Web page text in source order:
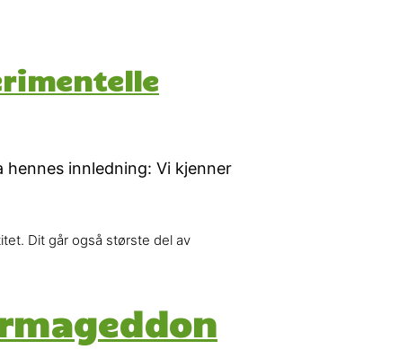
innledning: Vi kjenner
Dit går også største del av